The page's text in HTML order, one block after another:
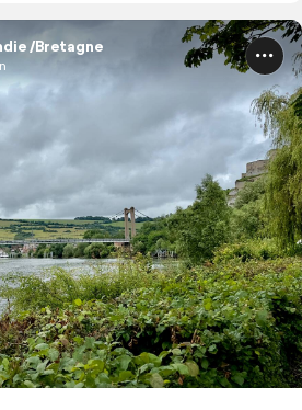
/Bretagne